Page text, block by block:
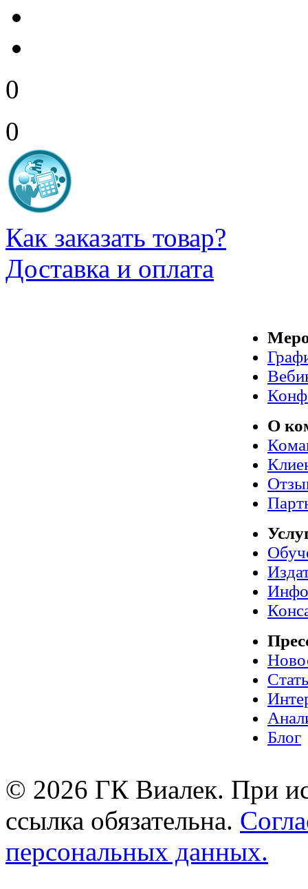
0
0
Как заказать товар?
Доставка и оплата
О
Блог
© 2026 ГК Виалек. При
ссылка обязательна.
персональных данных.